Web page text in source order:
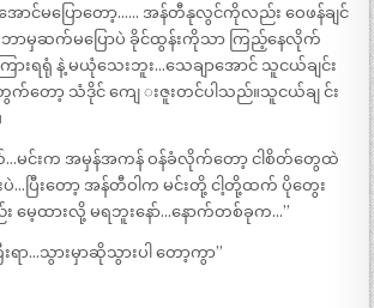
ောင်မပြောတော့…… အန်တီနုလွင်ကိုလည်း ဝေဖန်ချင်
ာမှဆက်မပြောပဲ ခိုင်ထွန်းကိုသာ ကြည့်နေလိုက်
းရရုံ နဲ့ မယုံသေးဘူး…သေချာအောင် သူငယ်ချင်း
တော့ သံဒိုင် ကျေ းဇူးတင်ပါသည်။သူငယ်ချ င်း
ယ်…မင်းက အမှန်အကန် ဝန်ခံလိုက်တော့ ငါစိတ်တွေထဲ
ပဲ…ပြီးတော့ အန်တီဝါက မင်းတို့ ငါ့တို့ထက် ပိုတွေး
ထားလို့ မရဘူးနော်…နောက်တစ်ခုက…”
ရာ…သွားမှာဆိုသွားပါ တော့ကွာ”